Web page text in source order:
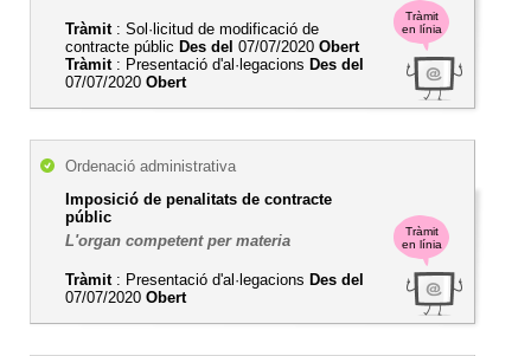
Tràmit
en línia
Tràmit: Sol·licitud de modificació de
contracte públic Des del 07/07/2020 Obert
Tràmit: Presentació d'al·legacions Des del
07/07/2020 Obert
Tràmit
en línia
Ordenació administrativa
Imposició de penalitats de contracte
públic
L'organ competent per materia
Tràmit: Presentació d'al·legacions Des del
07/07/2020 Obert